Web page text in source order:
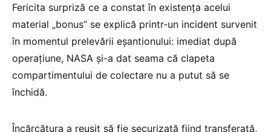
Fericita surpriză ce a constat în existenţa acelui
material „bonus” se explică printr-un incident survenit
în momentul prelevării eşantionului: imediat după
operaţiune, NASA şi-a dat seama că clapeta
compartimentului de colectare nu a putut să se
închidă.
Încărcătura a reuşit să fie securizată fiind transferată,